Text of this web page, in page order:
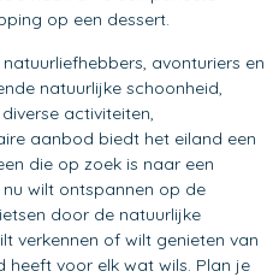
op een dessert.
avonturiers en
natuurlijke schoonheid,
activiteiten,
aanbod biedt het eiland een
die op zoek is naar een
wilt ontspannen op de
door de natuurlijke
verkennen of wilt genieten van
heeft voor elk wat wils. Plan je